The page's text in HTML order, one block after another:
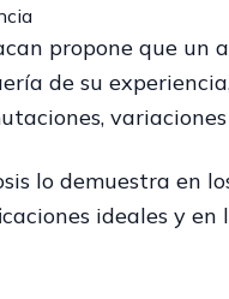
propone que un
de su
lo demuestra en
ideales y